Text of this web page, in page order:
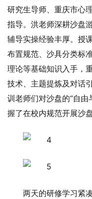
研究生导师、重庆市心
指导。洪老师深耕沙盘
辅导实操经验丰厚。授
布置规范、沙具分类标
理论等基础知识入手，
技术、主题提炼及对话
训老师们对沙盘的“自
握了在校内规范开展沙
两天的研修学习紧